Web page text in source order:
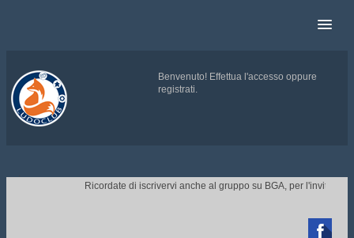
Benvenuto! Effettua l'accesso oppure
registrati.
.
Ricordate di iscrivervi anche al gruppo su BGA, per l'invito ai
